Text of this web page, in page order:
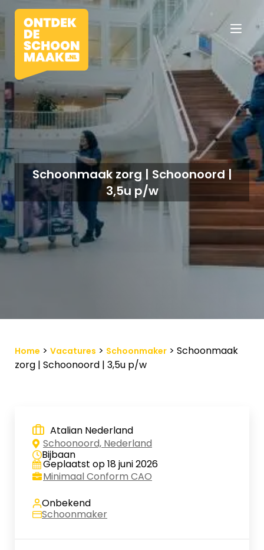
Schoonmaak zorg | Schoonoord |
3,5u p/w
Home > Vacatures > Schoonmaker > Schoonmaak
zorg | Schoonoord | 3,5u p/w
Atalian Nederland
Schoonoord, Nederland
Bijbaan
Geplaatst op 18 juni 2026
Minimaal Conform CAO
Onbekend
Schoonmaker
Vacatures
Beroepen
Werkomgevingen
Opleidingen
Werkgevers
Bewaarde vacatures